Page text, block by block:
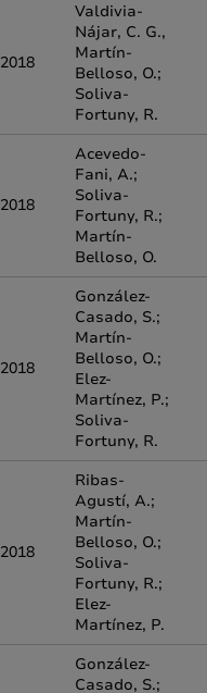
2018
Valdivia-
Nájar, C. G.,
Martín-
Belloso, O.;
Soliva-
Fortuny, R.
2018
Acevedo-
Fani, A.;
Soliva-
Fortuny, R.;
Martín-
Belloso, O.
2018
González-
Casado, S.;
Martín-
Belloso, O.;
Elez-
Martínez, P.;
Soliva-
Fortuny, R.
2018
Ribas-
Agustí, A.;
Martín-
Belloso, O.;
Soliva-
Fortuny, R.;
Elez-
Martínez, P.
González-
Casado, S.;